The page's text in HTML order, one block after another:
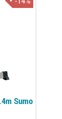
Sumo